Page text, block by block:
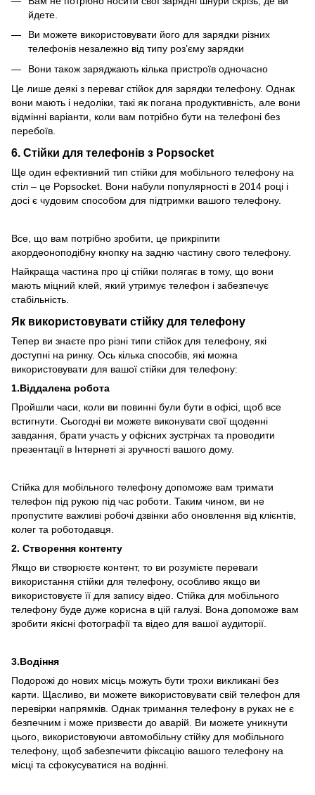
йдете.
Ви можете використовувати його для зарядки різних
телефонів незалежно від типу роз’єму зарядки
Вони також заряджають кілька пристроїв одночасно
Це лише деякі з переваг стійок для зарядки телефону. Однак
вони мають і недоліки, такі як погана продуктивність, але вони
відмінні варіанти, коли вам потрібно бути на телефоні без
перебоїв.
6. Стійки для телефонів з Popsocket
Ще один ефективний тип стійки для мобільного телефону на
стіл – це Popsocket. Вони набули популярності в 2014 році і
досі є чудовим способом для підтримки вашого телефону.
Все, що вам потрібно зробити, це прикріпити
акордеоноподібну кнопку на задню частину свого телефону.
Найкраща частина про ці стійки полягає в тому, що вони
мають міцний клей, який утримує телефон і забезпечує
стабільність.
Як використовувати стійку для телефону
Тепер ви знаєте про різні типи стійок для телефону, які
доступні на ринку. Ось кілька способів, які можна
використовувати для вашої стійки для телефону:
1.Віддалена робота
Пройшли часи, коли ви повинні були бути в офісі, щоб все
встигнути. Сьогодні ви можете виконувати свої щоденні
завдання, брати участь у офісних зустрічах та проводити
презентації в Інтернеті зі зручності вашого дому.
Стійка для мобільного телефону допоможе вам тримати
телефон під рукою під час роботи. Таким чином, ви не
пропустите важливі робочі дзвінки або оновлення від клієнтів,
колег та роботодавця.
2. Створення контенту
Якщо ви створюєте контент, то ви розумієте переваги
використання стійки для телефону, особливо якщо ви
використовуєте її для запису відео. Стійка для мобільного
телефону буде дуже корисна в цій галузі. Вона допоможе вам
зробити якісні фотографії та відео для вашої аудиторії.
3.Водіння
Подорожі до нових місць можуть бути трохи викликані без
карти. Щасливо, ви можете використовувати свій телефон для
перевірки напрямків. Однак тримання телефону в руках не є
безпечним і може призвести до аварій. Ви можете уникнути
цього, використовуючи автомобільну стійку для мобільного
телефону, щоб забезпечити фіксацію вашого телефону на
місці та сфокусуватися на водінні.